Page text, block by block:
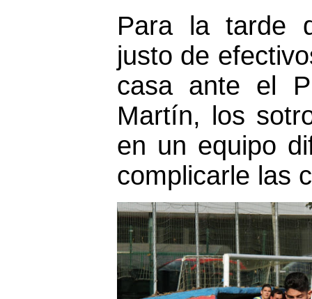
Para la tarde
justo de
casa ante el
Martín, los
en un equipo
complicarle las